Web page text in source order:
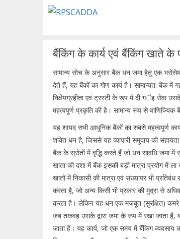
बैंकिंग के कार्य एवं बैंकिंग खाते के
सामान्य सोच के अनुसार बैंक धन जमा हेतु एक
देते हैं, यह बैंकों का गौण कार्य है। सामान्यत: बैंक में
निक्षेपग्रहीता एवं ट्रस्टी के रूप में दी गर्इ सेवा
महत्वपूर्ण प्रकृति की है। सामान्य रूप से वाणिज्यिक
यह शायद सभी आधुनिक बैंकों का सबसे महत्वपूर्ण
शक्ति धन है, जिससे यह व्यापारी समुदाय की
बैंक के स्रोतों में वृद्धि करते हैं जो धन सावधि जमा में
खाता की दशा में बैंक इसकी बड़ी मात्रा प्रयोग में
खातों में निकासी की मात्रा एवं संख्यापर भी
करता है, जो अन्य किसी भी प्रकार की मुद्रा से
करता है। लेकिन यह धन एक मजबूत (सुरक्षित)
जब तकवह उसके द्वारा जमा के रूप में रखा जाता है,
जाता हैं। यह कार्य, जो एक समय में बैंकिग व्यवसाय